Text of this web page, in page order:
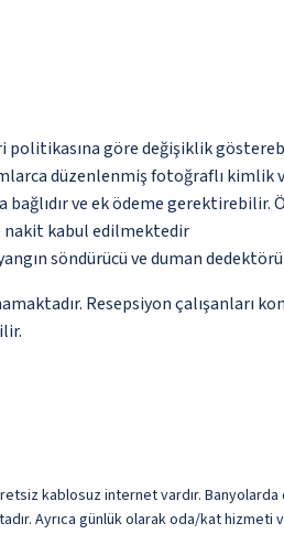
politikasına göre değişiklik
düzenlenmiş fotoğraflı kimlik
ve ek ödeme
nakit kabul edilmektedir
söndürücü ve duman
Resepsiyon
kablosuz internet vardır.
Ayrıca günlük olarak oda/kat hizmeti